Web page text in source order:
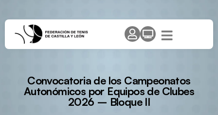
Convocatoria de los Campeonatos
Autonómicos por Equipos de Clubes
2026 – Bloque II